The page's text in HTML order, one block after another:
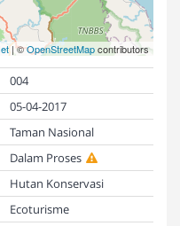
| ©OpenStreetMapcontributors
004
05-04-2017
Taman Nasional
Dalam Proses
Hutan Konservasi
Ecoturisme